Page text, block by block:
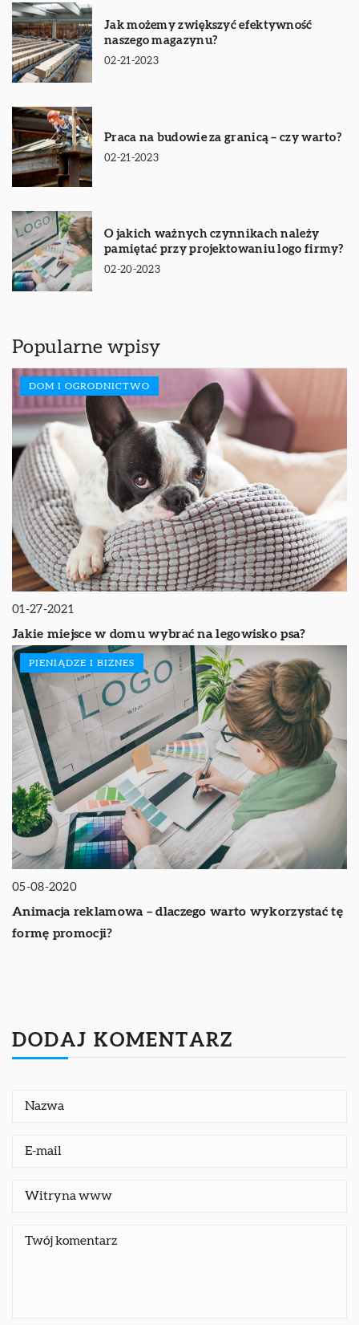
Jak możemy zwiększyć efektywność
naszego magazynu?
02-21-2023
Praca na budowie za granicą – czy warto?
02-21-2023
O jakich ważnych czynnikach należy
pamiętać przy projektowaniu logo firmy?
02-20-2023
Popularne wpisy
DOM I OGRODNICTWO
01-27-2021
Jakie miejsce w domu wybrać na legowisko psa?
PIENIĄDZE I BIZNES
05-08-2020
Animacja reklamowa – dlaczego warto wykorzystać tę
formę promocji?
DODAJ KOMENTARZ